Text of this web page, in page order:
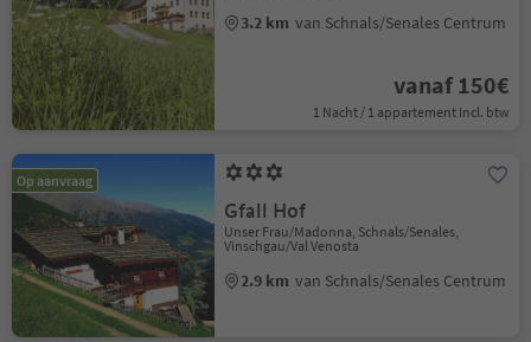
3.2 km van Schnals/Senales Centrum
vanaf 150€
1 Nacht / 1 appartement Incl. btw
Op aanvraag
Gfall Hof
Unser Frau/Madonna, Schnals/Senales,
Vinschgau/Val Venosta
2.9 km van Schnals/Senales Centrum